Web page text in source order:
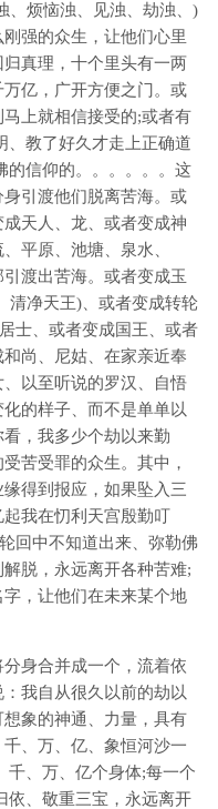
、烦恼浊、见浊、劫浊、)
强的众生，让他们心里
真理，十个里头有一两
亿，广开方便之门。或
上就相信接受的;或者有
、教了好久才走上正确道
的信仰的。。。。。。这
引渡他们脱离苦海。或
天人、龙、或者变成神
平原、池塘、泉水、
渡出苦海。或者变成玉
清净天王)、或者变成转轮
士、或者变成国王、或者
尚、尼姑、在家亲近奉
以至听说的罗汉、自悟
的样子、而不是单单以
，我多少个劫以来勤
苦受罪的众生。其中，
得到报应，如果坠入三
我在忉利天宫殷勤叮
回中不知道出来、弥勒佛
脱，永远离开各种苦难;
，让他们在未来某个地
身合并成一个，流着依
我自从很久以前的劫以
象的神通、力量，具有
、万、亿、象恒河沙一
千、万、亿个身体;每一个
依、敬重三宝，永远离开